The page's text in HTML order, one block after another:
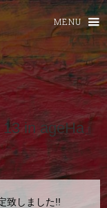
MENU
in ageHa』
致しました!!